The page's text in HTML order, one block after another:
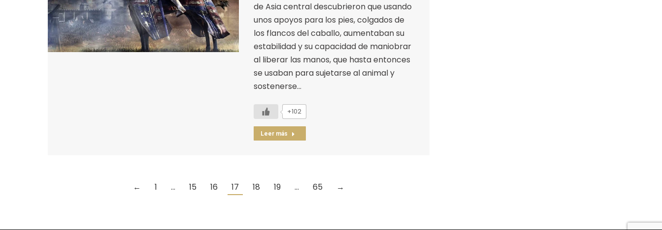
de Asia central descubrieron que usando
unos apoyos para los pies, colgados de
los flancos del caballo, aumentaban su
estabilidad y su capacidad de maniobrar
al liberar las manos, que hasta entonces
se usaban para sujetarse al animal y
sostenerse…
+102
Leer más
← 1 … 15 16 17 18 19 … 65 →